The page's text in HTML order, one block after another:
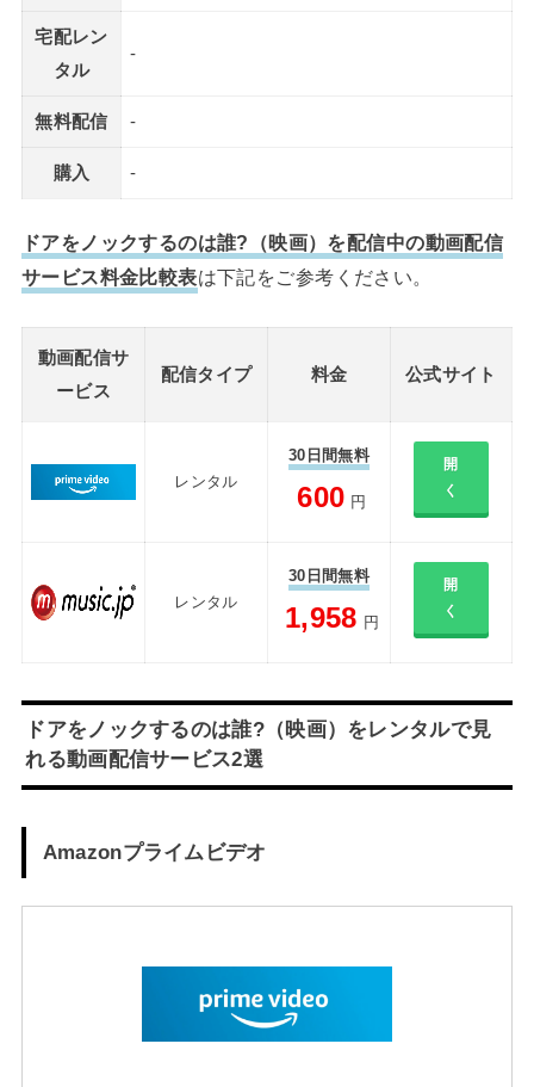
宅配レン
タル
-
無料配信 -
購入 -
ドアをノックするのは誰?（映画）を配信中の動画配信
サービス料金比較表は下記をご参考ください。
動画配信サ
ービス
配信タイプ 料金 公式サイト
レンタル
30日間無料
600 円
開
く
レンタル
30日間無料
1,958 円
開
く
ドアをノックするのは誰?（映画）をレンタルで見
れる動画配信サービス2選
Amazonプライムビデオ